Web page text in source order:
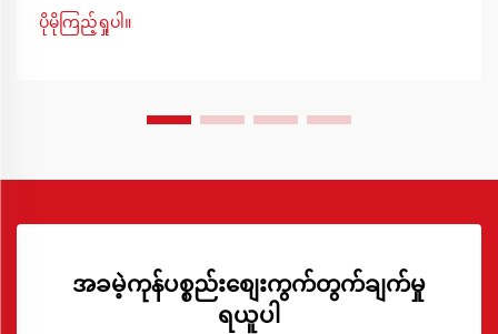
လုပ်ငန်းစဉ်များအား အောင်မြင်စေရန်အတွက် မပြတ်တောက်နိုင်
သောအခန်းကဏ္ဍကိုပါဝင်ပါသည်။ ဤအထူးပြုလုပ်ထားသောဓာ
ပိုမိုကြည့်ရှုပါ။
အခမဲ့ကုန်ပစ္စည်းစျေးကွက်တွက်ချက်မှု
ရယူပါ